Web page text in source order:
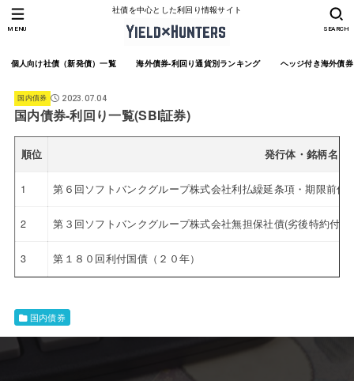
社債を中心とした利回り情報サイト
個人向け社債（新発債）一覧 海外債券-利回り通貨別ランキング ヘッジ付き海外債
SEARCH
MENU
国内債券 2023.07.04
国内債券-利回り一覧(SBI証券)
順位 発行体・銘柄名
1 第６回ソフトバンクグループ株式会社利払繰延条項・期限前
2 第３回ソフトバンクグループ株式会社無担保社債(劣後特約付
3 第１８０回利付国債（２０年）
国内債券